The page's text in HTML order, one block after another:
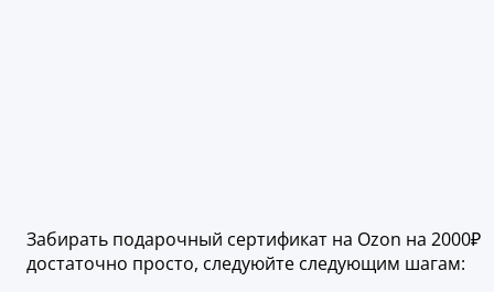
Забирать подарочный сертификат на Ozon на 2000₽
достаточно просто, следуюйте следующим шагам: